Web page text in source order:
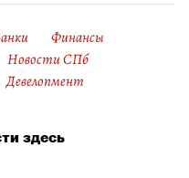
Финансы
Новости СПб
Девелопмент
здесь